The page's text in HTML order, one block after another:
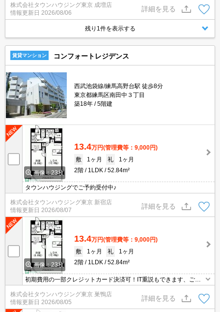
バー1のタウンハウジングまで。
株式会社タウンハウジング東京 成増店
情報更新日 2026/08/06
詳細を見る
残り1件を表示する
賃貸マンション コンフォートレジデンス
西武池袋線/練馬高野台駅 徒歩8分
東京都練馬区南田中３丁目
築18年
5階建
画像：23枚
13.4万円(管理費等：9,000円)
敷
1ヶ月 礼
1ヶ月
2階
1LDK 52.84m²
タウンハウジングでご予約受付中♪
株式会社タウンハウジング東京 新宿店
情報更新日 2026/08/07
詳細を見る
画像：23枚
13.4万円(管理費等：9,000円)
敷
1ヶ月 礼
1ヶ月
2階
1LDK 52.84m²
初期費用の一部クレジットカード決済可！IT重説もできます、ご相
談ください。オンライン内見相談可能！お電話ください。
株式会社タウンハウジング東京 巣鴨店
情報更新日 2026/08/05
詳細を見る